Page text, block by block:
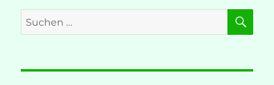
Suche
nach: